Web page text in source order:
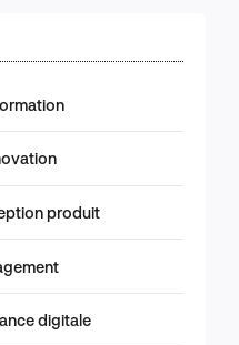
produit
digitale